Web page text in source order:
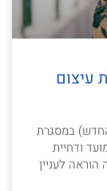
עיצום
במסגרת
ודחיית
מיום 25.3.2020, נקבעה הוראה לעניין